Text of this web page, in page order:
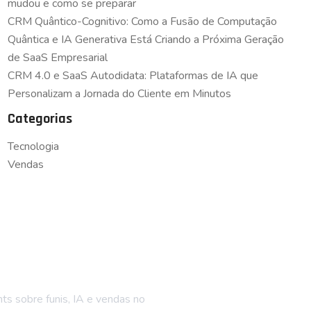
mudou e como se preparar
CRM Quântico-Cognitivo: Como a Fusão de Computação
Quântica e IA Generativa Está Criando a Próxima Geração
de SaaS Empresarial
CRM 4.0 e SaaS Autodidata: Plataformas de IA que
Personalizam a Jornada do Cliente em Minutos
Categorias
Tecnologia
Vendas
sobre funis, IA e vendas no